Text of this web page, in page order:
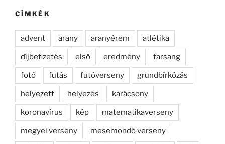
CÍMKÉK
advent arany aranyérem atlétika
díjbefizetés első eredmény farsang
fotó futás futóverseny grundbírkózás
helyezett helyezés karácsony
koronavírus kép matematikaverseny
megyei verseny mesemondó verseny